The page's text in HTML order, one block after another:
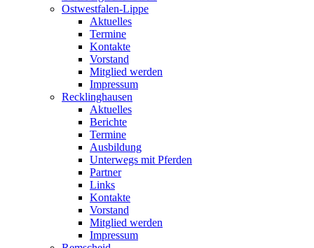
Ostwestfalen-Lippe
Aktuelles
Termine
Kontakte
Vorstand
Mitglied werden
Impressum
Recklinghausen
Aktuelles
Berichte
Termine
Ausbildung
Unterwegs mit Pferden
Partner
Links
Kontakte
Vorstand
Mitglied werden
Impressum